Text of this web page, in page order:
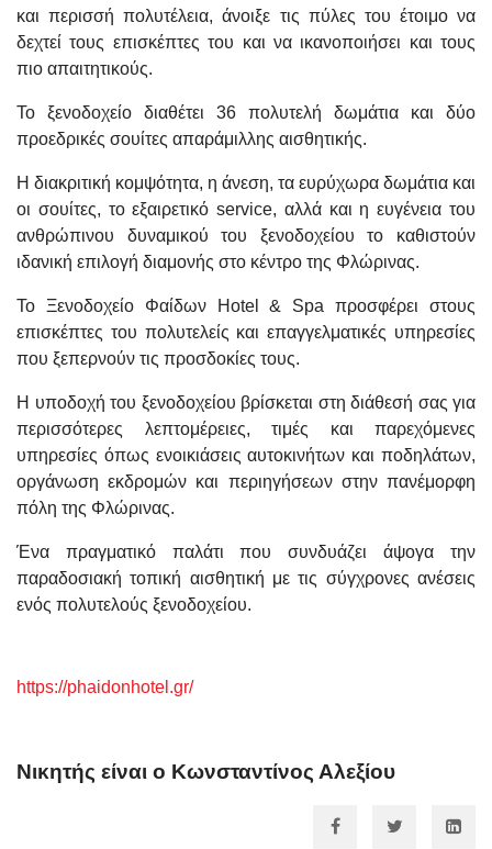
και περισσή πολυτέλεια, άνοιξε τις πύλες του έτοιμο να
δεχτεί τους επισκέπτες του και να ικανοποιήσει και τους
πιο απαιτητικούς.
Το ξενοδοχείο διαθέτει 36 πολυτελή δωμάτια και δύο
προεδρικές σουίτες απαράμιλλης αισθητικής.
Η διακριτική κομψότητα, η άνεση, τα ευρύχωρα δωμάτια και
οι σουίτες, το εξαιρετικό service, αλλά και η ευγένεια του
ανθρώπινου δυναμικού του ξενοδοχείου το καθιστούν
ιδανική επιλογή διαμονής στο κέντρο της Φλώρινας.
Το Ξενοδοχείο Φαίδων Hotel & Spa προσφέρει στους
επισκέπτες του πολυτελείς και επαγγελματικές υπηρεσίες
που ξεπερνούν τις προσδοκίες τους.
Η υποδοχή του ξενοδοχείου βρίσκεται στη διάθεσή σας για
περισσότερες λεπτομέρειες, τιμές και παρεχόμενες
υπηρεσίες όπως ενοικιάσεις αυτοκινήτων και ποδηλάτων,
οργάνωση εκδρομών και περιηγήσεων στην πανέμορφη
πόλη της Φλώρινας.
Ένα πραγματικό παλάτι που συνδυάζει άψογα την
παραδοσιακή τοπική αισθητική με τις σύγχρονες ανέσεις
ενός πολυτελούς ξενοδοχείου.
https://phaidonhotel.gr/
Νικητής είναι ο Κωνσταντίνος Αλεξίου